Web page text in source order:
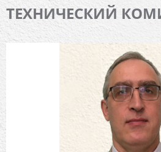
ТЕХНИЧЕСКИЙ